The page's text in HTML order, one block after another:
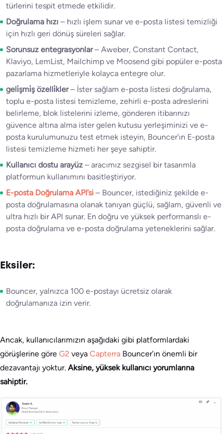
türlerini tespit etmede etkilidir.
Doğrulama hızı – hızlı işlem sunar ve e-posta listesi temizliği
için hızlı geri dönüş süreleri sağlar.
Sorunsuz entegrasyonlar– Aweber, Constant Contact,
Klaviyo, LemList, Mailchimp ve Moosend gibi popüler e-posta
pazarlama hizmetleriyle kolayca entegre olur.
geli̇şmi̇ş özelli̇kler– İster sağlam e-posta listesi doğrulama,
toplu e-posta listesi temizleme, zehirli e-posta adreslerini
belirleme, blok listelerini izleme, gönderen itibarınızı
güvence altına alma ister gelen kutusu yerleşiminizi ve e-
posta kurulumunuzu test etmek isteyin, Bouncer’ın E-posta
listesi temizleme hizmeti her şeye sahiptir.
Kullanıcı dostu arayüz – aracımız sezgisel bir tasarımla
platformun kullanımını basitleştiriyor.
E-posta Doğrulama API’si – Bouncer, istediğiniz şekilde e-
posta doğrulamasına olanak tanıyan güçlü, sağlam, güvenli ve
ultra hızlı bir API sunar. En doğru ve yüksek performanslı e-
posta doğrulama ve e-posta doğrulama yeteneklerini sağlar.
Eksiler:
Bouncer, yalnızca 100 e-postayı ücretsiz olarak
doğrulamanıza izin verir.
Ancak, kullanıcılarımızın aşağıdaki gibi platformlardaki
görüşlerine göre G2 veya Capterra Bouncer’ın önemli bir
dezavantajı yoktur. Aksine, yüksek kullanıcı yorumlarına
sahiptir.